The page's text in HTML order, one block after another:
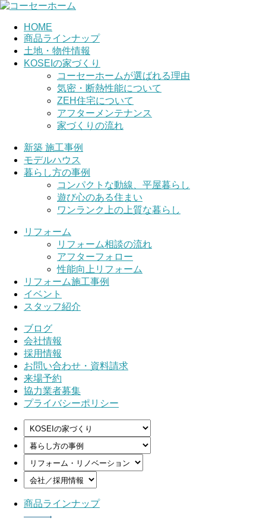
HOME
商品ラインナップ
土地・物件情報
KOSEIの家づくり
コーセーホームが選ばれる理由
気密・断熱性能について
ZEH住宅について
アフターメンテナンス
家づくりの流れ
新築 施工事例
モデルハウス
暮らし方の事例
コンパクトな動線、平屋暮らし
遊び心のある住まい
ワンランク上の上質な暮らし
リフォーム
リフォーム相談の流れ
アフターフォロー
性能向上リフォーム
リフォーム施工事例
イベント
スタッフ紹介
ブログ
会社情報
採用情報
お問い合わせ・資料請求
来場予約
協力業者募集
プライバシーポリシー
商品ラインナップ